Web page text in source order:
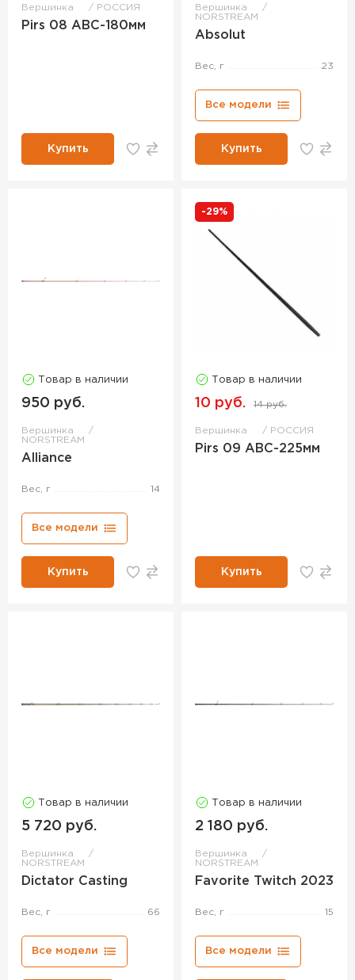
Вершинка РОССИЯ
Pirs 08 ABC-180мм
Купить
Вершинка
NORSTREAM
Absolut
Вес, г 23
Все модели
Купить
Товар в наличии
950 руб.
Вершинка
NORSTREAM
Alliance
Вес, г 14
Все модели
Купить
-29%
Товар в наличии
10 руб. 14 руб.
Вершинка РОССИЯ
Pirs 09 ABC-225мм
Купить
Товар в наличии
5 720 руб.
Вершинка
NORSTREAM
Dictator Casting
Вес, г 66
Все модели
Товар в наличии
2 180 руб.
Вершинка
NORSTREAM
Favorite Twitch 2023
Вес, г 15
Все модели